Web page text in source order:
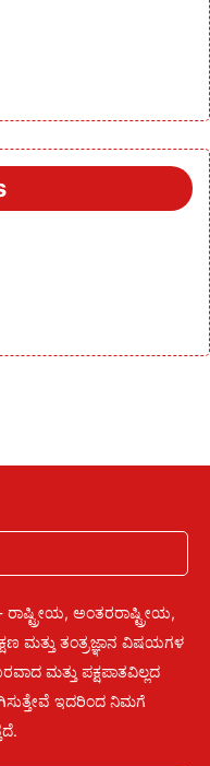
ರಾಷ್ಟ್ರೀಯ, ಅಂತರರಾಷ್ಟ್ರೀಯ,
ಮತ್ತು ತಂತ್ರಜ್ಞಾನ ವಿಷಯಗಳ
ಮತ್ತು ಪಕ್ಷಪಾತವಿಲ್ಲದ
ಇದರಿಂದ ನಿಮಗೆ